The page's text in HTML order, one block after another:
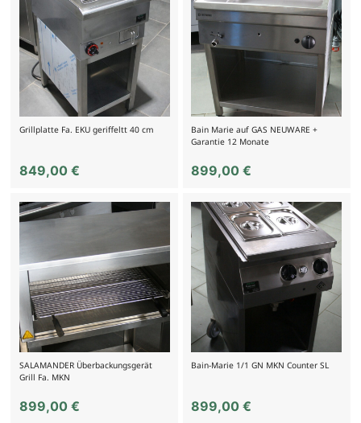
Grillplatte Fa. EKU geriffeltt 40 cm
849,00 €
Bain Marie auf GAS NEUWARE +
Garantie 12 Monate
899,00€
SALAMANDER Überbackungsgerät
Grill Fa. MKN
899,00 €
Bain-Marie 1/1 GN MKN Counter SL
899,00€